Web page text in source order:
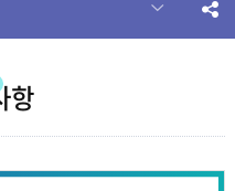
닫
기
항